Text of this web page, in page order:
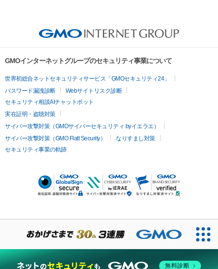
GMOインターネットグループのセキュリティ事業について
世界初総合ネットセキュリティサービス「GMOセキュリティ24」
パスワード漏洩診断
Webサイトリスク診断
セキュリティ相談AIチャットボット
実在証明・盗聴対策
サイバー攻撃対策（GMOサイバーセキュリティ byイエラエ）
サイバー攻撃対策（GMO Flatt Security）
なりすまし対策
セキュリティ事業の軌跡
無料診断